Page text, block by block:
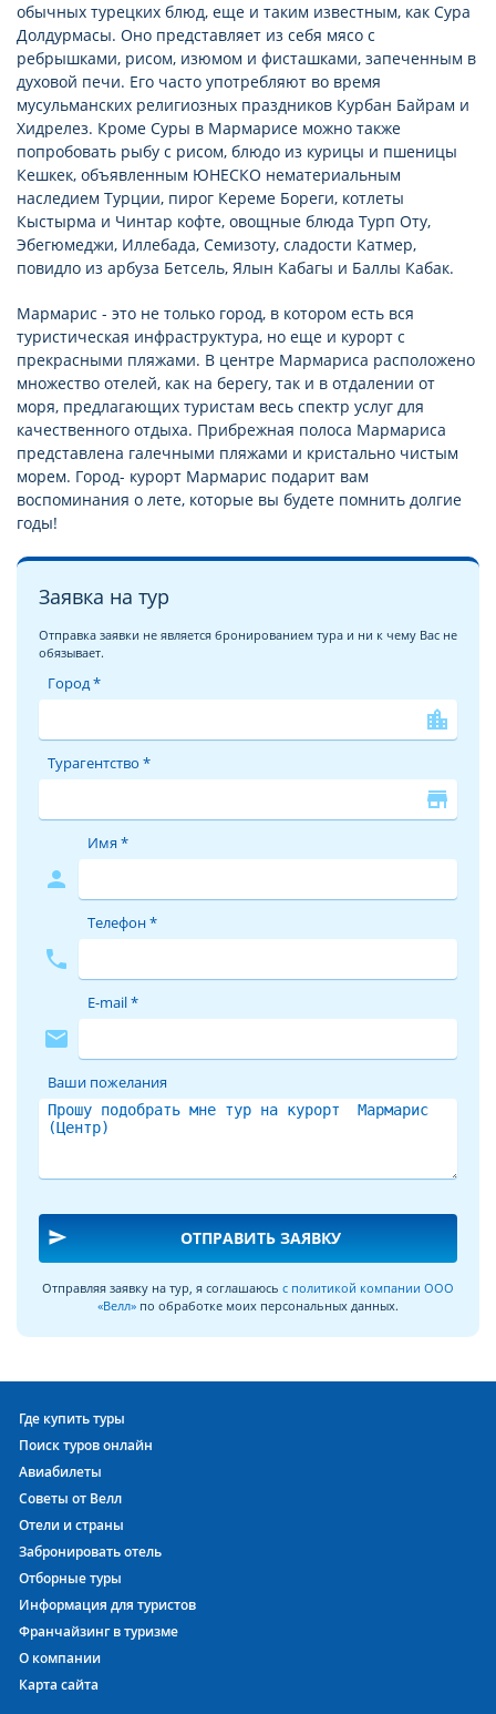
обычных турецких блюд, еще и таким известным, как Сура
Долдурмасы. Оно представляет из себя мясо с
ребрышками, рисом, изюмом и фисташками, запеченным в
духовой печи. Его часто употребляют во время
мусульманских религиозных праздников Курбан Байрам и
Хидрелез. Кроме Суры в Мармарисе можно также
попробовать рыбу с рисом, блюдо из курицы и пшеницы
Кешкек, объявленным ЮНЕСКО нематериальным
наследием Турции, пирог Кереме Бореги, котлеты
Кыстырма и Чинтар кофте, овощные блюда Турп Оту,
Эбегюмеджи, Иллебада, Семизоту, сладости Катмер,
повидло из арбуза Бетсель, Ялын Кабагы и Баллы Кабак.
Мармарис - это не только город, в котором есть вся
туристическая инфраструктура, но еще и курорт с
прекрасными пляжами. В центре Мармариса расположено
множество отелей, как на берегу, так и в отдалении от
моря, предлагающих туристам весь спектр услуг для
качественного отдыха. Прибрежная полоса Мармариса
представлена галечными пляжами и кристально чистым
морем. Город- курорт Мармарис подарит вам
воспоминания о лете, которые вы будете помнить долгие
годы!
Заявка на тур
Отправка заявки не является бронированием тура и ни к чему Вас не
обязывает.
Город *
location_city
Турагентство *
store
person
Имя *
phone
Телефон *
mail
E-mail *
Ваши пожелания
send ОТПРАВИТЬ ЗАЯВКУ
Отправляя заявку на тур, я соглашаюсь с политикой компании ООО
«Велл» по обработке моих персональных данных.
Где купить туры
Поиск туров онлайн
Авиабилеты
Советы от Велл
Отели и страны
Забронировать отель
Отборные туры
Информация для туристов
Франчайзинг в туризме
О компании
Карта сайта